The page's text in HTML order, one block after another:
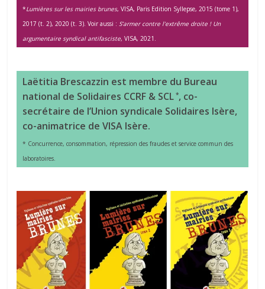
*Lumières sur les mairies brunes, VISA, Paris Edition Syllepse, 2015 (tome 1),
2017 (t. 2), 2020 (t. 3). Voir aussi :S’armer contre l’extrême droite ! Un
argumentaire syndical antifasciste, VISA, 2021.
Laëtitia Brescazzin est membre du Bureau
national de Solidaires CCRF & SCL *, co-
secrétaire de l’Union syndicale Solidaires Isère,
co-animatrice de VISA Isère.
* Concurrence, consommation, répression des fraudes et service commun des
laboratoires.